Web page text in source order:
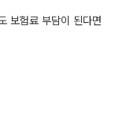
보험료 부담이 된다면